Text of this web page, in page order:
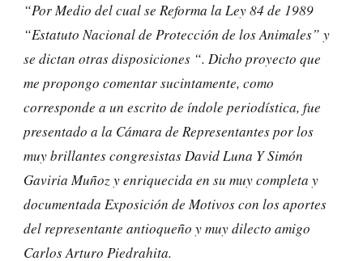
“Por Medio del cual se Reforma la Ley 84 de 1989
“Estatuto Nacional de Protección de los Animales” y
se dictan otras disposiciones “. Dicho proyecto que
me propongo comentar sucintamente, como
corresponde a un escrito de índole periodística, fue
presentado a la Cámara de Representantes por los
muy brillantes congresistas David Luna Y Simón
Gaviria Muñoz y enriquecida en su muy completa y
documentada Exposición de Motivos con los aportes
del representante antioqueño y muy dilecto amigo
Carlos Arturo Piedrahita.